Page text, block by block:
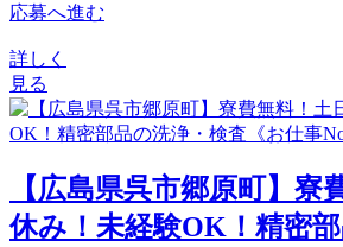
応募へ進む
詳しく
見る
【広島県呉市郷原町】寮
休み！未経験OK！精密